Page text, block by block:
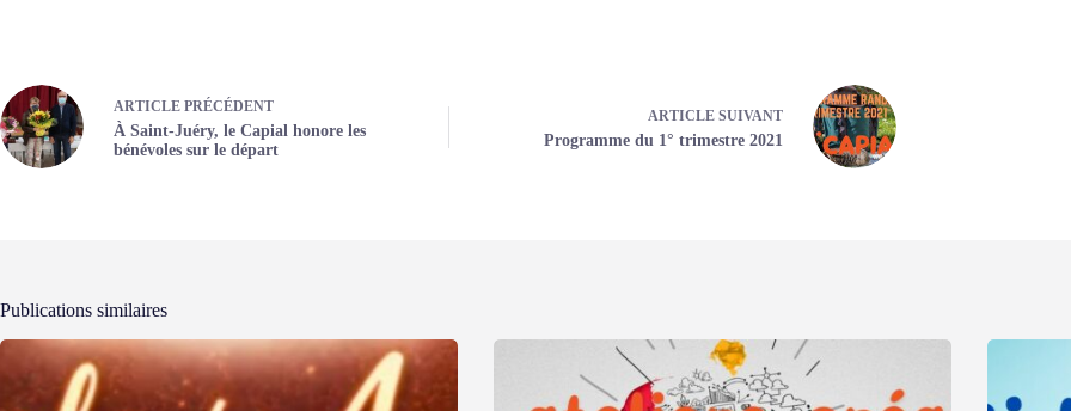
ARTICLE PRÉCÉDENT
À Saint-Juéry, le Capial honore les
bénévoles sur le départ
ARTICLE SUIVANT
Programme du 1° trimestre 2021
Publications similaires